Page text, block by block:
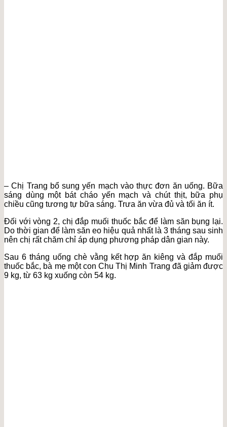
– Chị Trang bổ sung yến mạch vào thực đơn ăn uống. Bữa
sáng dùng một bát cháo yến mạch và chút thịt, bữa phụ
chiều cũng tương tự bữa sáng. Trưa ăn vừa đủ và tối ăn ít.
Đối với vòng 2, chị đắp muối thuốc bắc để làm săn bụng lại.
Do thời gian để làm săn eo hiệu quả nhất là 3 tháng sau sinh
nên chị rất chăm chỉ áp dụng phương pháp dân gian này.
Sau 6 tháng uống chè vằng kết hợp ăn kiêng và đắp muối
thuốc bắc, bà mẹ một con Chu Thị Minh Trang đã giảm được
9 kg, từ 63 kg xuống còn 54 kg.